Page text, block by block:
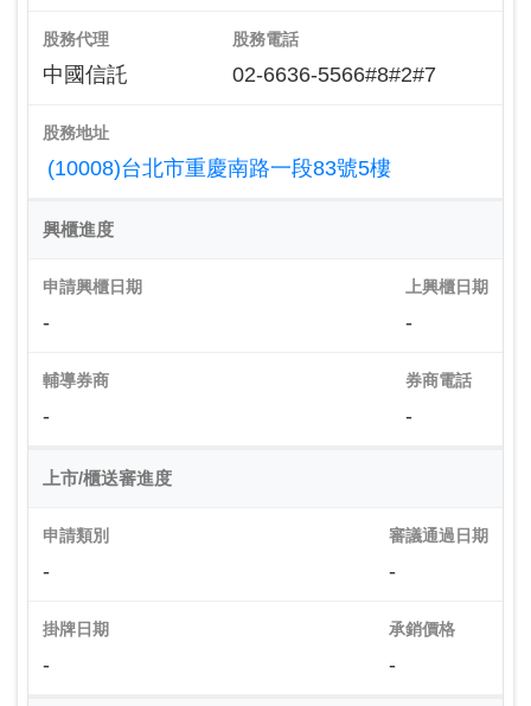
股務代理
中國信託
股務電話
02-6636-5566#8#2#7
股務地址
(10008)台北市重慶南路一段83號5樓
興櫃進度
申請興櫃日期
-
上興櫃日期
-
輔導券商
-
券商電話
-
上市/櫃送審進度
申請類別
-
審議通過日期
-
掛牌日期
-
承銷價格
-